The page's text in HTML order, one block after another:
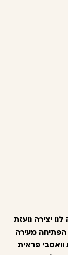
לנו יצירה נועזת
הפתיחה מעירה
וואסבי פראית